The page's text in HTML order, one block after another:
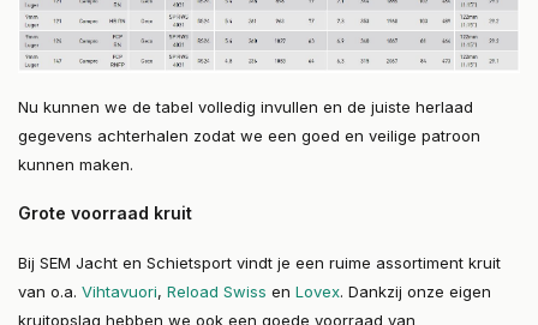
Nu kunnen we de tabel volledig invullen en de juiste herlaad
gegevens achterhalen zodat we een goed en veilige patroon
kunnen maken.
Grote voorraad kruit
Bij SEM Jacht en Schietsport vindt je een ruime assortiment kruit
van o.a. Vihtavuori, Reload Swiss en Lovex. Dankzij onze eigen
kruitopslag hebben we ook een goede voorraad van